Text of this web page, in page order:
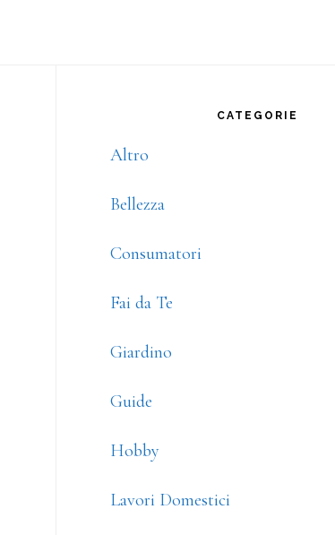
CATEGORIE
Altro
Bellezza
Consumatori
Fai da Te
Giardino
Guide
Hobby
Lavori Domestici